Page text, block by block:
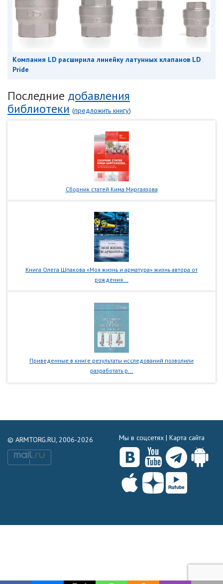
Компания LD расширила линейку латунных клапанов LD
Pride
Последние добавления
библиотеки (предложить книгу)
Сборник статей Кима Миргаязова
Книга Олега Шпакова «Моя жизнь и арматура» жизнь автора от
рождения...
Приведенные в книге результаты исследований позволили
разработать р...
© ARMTORG.RU, 2006-2026 Мы в соцсетях | Карта сайта